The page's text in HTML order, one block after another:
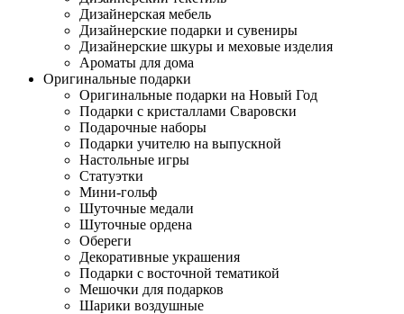
Дизайнерская мебель
Дизайнерские подарки и сувениры
Дизайнерские шкуры и меховые изделия
Ароматы для дома
Оригинальные подарки
Оригинальные подарки на Новый Год
Подарки с кристаллами Сваровски
Подарочные наборы
Подарки учителю на выпускной
Настольные игры
Статуэтки
Мини-гольф
Шуточные медали
Шуточные ордена
Обереги
Декоративные украшения
Подарки с восточной тематикой
Мешочки для подарков
Шарики воздушные